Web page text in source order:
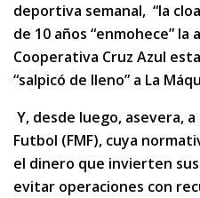
deportiva semanal, “la
de 10 años “enmohece”
Cooperativa Cruz Azul
“salpicó de lleno” a La
Y, desde luego, asevera,
Futbol (FMF), cuya
el dinero que invierten
evitar operaciones con